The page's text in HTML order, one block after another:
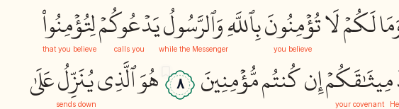
لَكُمۡلَاتُؤۡمِنُونَ
you believe
بِٱللَّهِوَٱلرَّسُولُ
while the Messenger
يَدۡعُوكُمۡ
calls you
لِتُؤۡمِنُواْ
that you believe
مِيثَٰقَكُمۡ
your covenant
إِنكُنتُممُّؤۡمِنِينَ ٨ هُوَٱلَّذِييُنَزِّلُ
sends down
عَلَىٰ